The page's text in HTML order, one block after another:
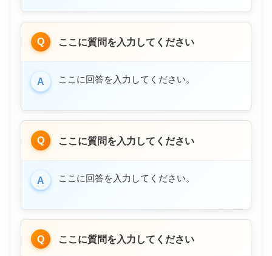
Q ここに質問を入力してください
A ここに回答を入力してください。
Q ここに質問を入力してください
A ここに回答を入力してください。
Q ここに質問を入力してください